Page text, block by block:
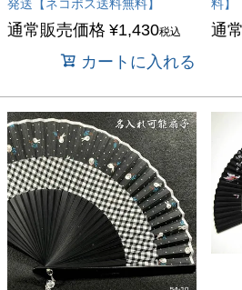
発送【ネコポス送料無料】
通常販売価格 ¥1,430税込
カートに入れる
料】
通